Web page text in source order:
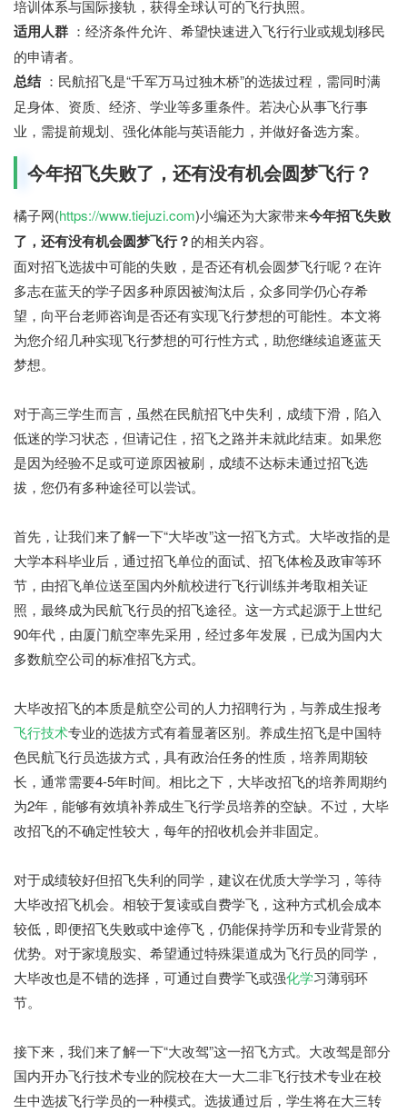
培训体系与国际接轨，获得全球认可的飞行执照。
适用人群 ：经济条件允许、希望快速进入飞行行业或规划移民
的申请者。
总结 ：民航招飞是“千军万马过独木桥”的选拔过程，需同时满
足身体、资质、经济、学业等多重条件。若决心从事飞行事
业，需提前规划、强化体能与英语能力，并做好备选方案。
今年招飞失败了，还有没有机会圆梦飞行？
橘子网(https://www.tiejuzi.com)小编还为大家带来今年招飞失败
了，还有没有机会圆梦飞行？的相关内容。
面对招飞选拔中可能的失败，是否还有机会圆梦飞行呢？在许
多志在蓝天的学子因多种原因被淘汰后，众多同学仍心存希
望，向平台老师咨询是否还有实现飞行梦想的可能性。本文将
为您介绍几种实现飞行梦想的可行性方式，助您继续追逐蓝天
梦想。
对于高三学生而言，虽然在民航招飞中失利，成绩下滑，陷入
低迷的学习状态，但请记住，招飞之路并未就此结束。如果您
是因为经验不足或可逆原因被刷，成绩不达标未通过招飞选
拔，您仍有多种途径可以尝试。
首先，让我们来了解一下“大毕改”这一招飞方式。大毕改指的是
大学本科毕业后，通过招飞单位的面试、招飞体检及政审等环
节，由招飞单位送至国内外航校进行飞行训练并考取相关证
照，最终成为民航飞行员的招飞途径。这一方式起源于上世纪
90年代，由厦门航空率先采用，经过多年发展，已成为国内大
多数航空公司的标准招飞方式。
大毕改招飞的本质是航空公司的人力招聘行为，与养成生报考
飞行技术专业的选拔方式有着显著区别。养成生招飞是中国特
色民航飞行员选拔方式，具有政治任务的性质，培养周期较
长，通常需要4-5年时间。相比之下，大毕改招飞的培养周期约
为2年，能够有效填补养成生飞行学员培养的空缺。不过，大毕
改招飞的不确定性较大，每年的招收机会并非固定。
对于成绩较好但招飞失利的同学，建议在优质大学学习，等待
大毕改招飞机会。相较于复读或自费学飞，这种方式机会成本
较低，即便招飞失败或中途停飞，仍能保持学历和专业背景的
优势。对于家境殷实、希望通过特殊渠道成为飞行员的同学，
大毕改也是不错的选择，可通过自费学飞或强化学习薄弱环
节。
接下来，我们来了解一下“大改驾”这一招飞方式。大改驾是部分
国内开办飞行技术专业的院校在大一大二非飞行技术专业在校
生中选拔飞行学员的一种模式。选拔通过后，学生将在大三转